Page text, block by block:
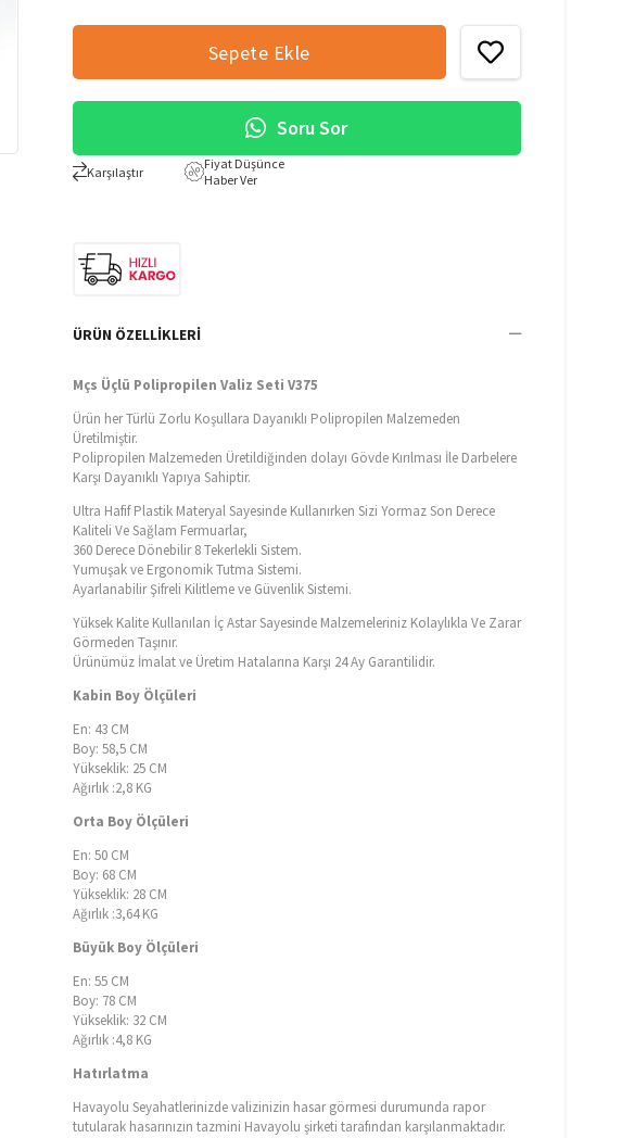
Soru Sor
Karşılaştır
Fiyat Düşünce
Haber Ver
ÜRÜN ÖZELLIKLERI
Mçs Üçlü Polipropilen Valiz Seti V375
Ürün her Türlü Zorlu Koşullara Dayanıklı Polipropilen Malzemeden
Üretilmiştir.
Polipropilen Malzemeden Üretildiğinden dolayı Gövde Kırılması İle Darbelere
Karşı Dayanıklı Yapıya Sahiptir.
Ultra Hafif Plastik Materyal Sayesinde Kullanırken Sizi Yormaz Son Derece
Kaliteli Ve Sağlam Fermuarlar,
360 Derece Dönebilir 8 Tekerlekli Sistem.
Yumuşak ve Ergonomik Tutma Sistemi.
Ayarlanabilir Şifreli Kilitleme ve Güvenlik Sistemi.
Yüksek Kalite Kullanılan İç Astar Sayesinde Malzemeleriniz Kolaylıkla Ve Zarar
Görmeden Taşınır.
Ürünümüz İmalat ve Üretim Hatalarına Karşı 24 Ay Garantilidir.
Kabin Boy Ölçüleri
En: 43 CM
Boy: 58,5 CM
Yükseklik: 25 CM
Ağırlık :2,8 KG
Orta Boy Ölçüleri
En: 50 CM
Boy: 68 CM
Yükseklik: 28 CM
Ağırlık :3,64 KG
Büyük Boy Ölçüleri
En: 55 CM
Boy: 78 CM
Yükseklik: 32 CM
Ağırlık :4,8 KG
Hatırlatma
Havayolu Seyahatlerinizde valizinizin hasar görmesi durumunda rapor
tutularak hasarınızın tazmini Havayolu şirketi tarafından karşılanmaktadır.